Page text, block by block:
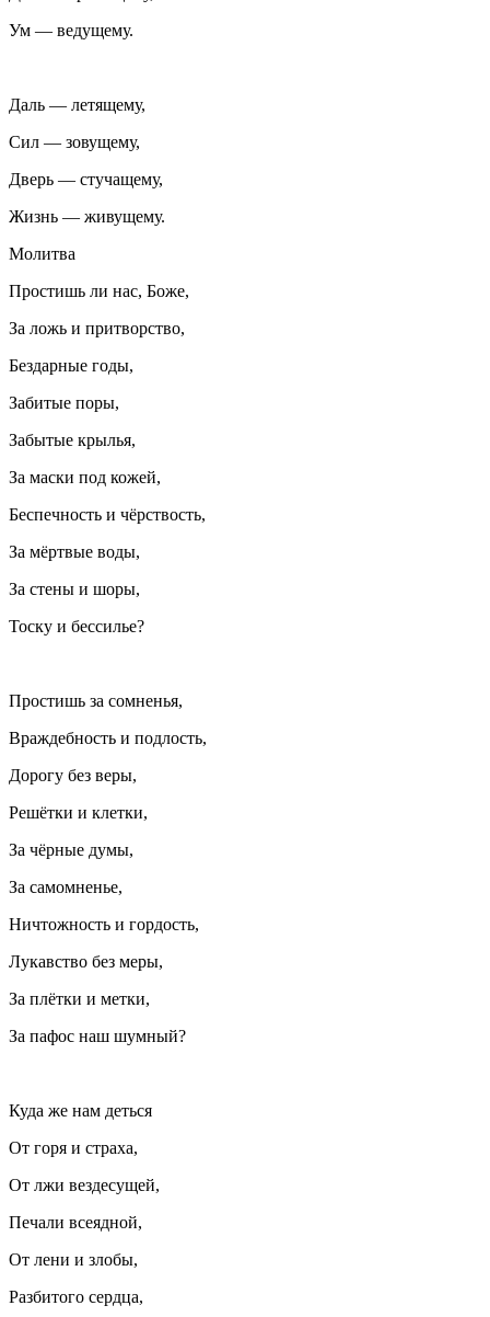
Ум — ведущему.
Даль — летящему,
Сил — зовущему,
Дверь — стучащему,
Жизнь — живущему.
Молитва
Простишь ли нас, Боже,
За ложь и притворство,
Бездарные годы,
Забитые поры,
Забытые крылья,
За маски под кожей,
Беспечность и чёрствость,
За мёртвые воды,
За стены и шоры,
Тоску и бессилье?
Простишь за сомненья,
Враждебность и подлость,
Дорогу без веры,
Решётки и клетки,
За чёрные думы,
За самомненье,
Ничтожность и гордость,
Лукавство без меры,
За плётки и метки,
За пафос наш шумный?
Куда же нам деться
От горя и страха,
От лжи вездесущей,
Печали всеядной,
От лени и злобы,
Разбитого сердца,